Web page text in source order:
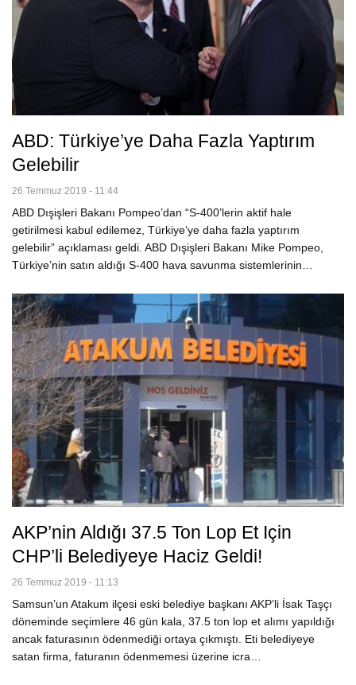
ABD: Türkiye’ye Daha Fazla Yaptırım
Gelebilir
26 Temmuz 2019 - 11:44
ABD Dışişleri Bakanı Pompeo’dan “S-400’lerin aktif hale
getirilmesi kabul edilemez, Türkiye’ye daha fazla yaptırım
gelebilir” açıklaması geldi. ABD Dışişleri Bakanı Mike Pompeo,
Türkiye’nin satın aldığı S-400 hava savunma sistemlerinin…
AKP’nin Aldığı 37.5 Ton Lop Et Için
CHP’li Belediyeye Haciz Geldi!
26 Temmuz 2019 - 11:13
Samsun’un Atakum ilçesi eski belediye başkanı AKP’li İsak Taşçı
döneminde seçimlere 46 gün kala, 37.5 ton lop et alımı yapıldığı
ancak faturasının ödenmediği ortaya çıkmıştı. Eti belediyeye
satan firma, faturanın ödenmemesi üzerine icra…